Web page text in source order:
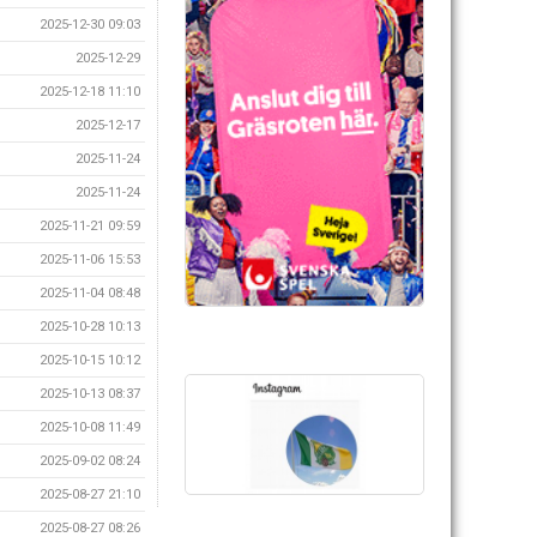
2025-12-30 09:03
2025-12-29
2025-12-18 11:10
2025-12-17
2025-11-24
2025-11-24
2025-11-21 09:59
2025-11-06 15:53
2025-11-04 08:48
2025-10-28 10:13
2025-10-15 10:12
2025-10-13 08:37
2025-10-08 11:49
2025-09-02 08:24
2025-08-27 21:10
2025-08-27 08:26